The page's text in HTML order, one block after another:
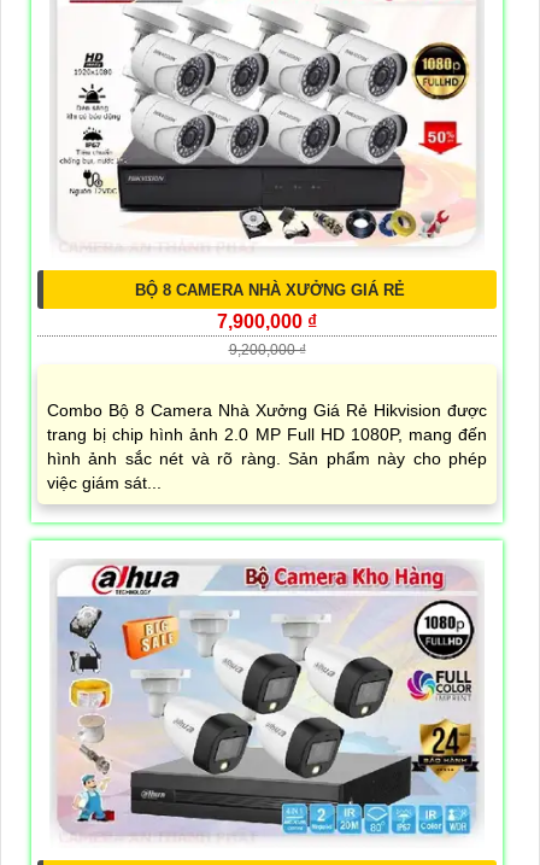
BỘ 8 CAMERA NHÀ XƯỞNG GIÁ RẺ
7,900,000 ₫
9,200,000 ₫
Combo Bộ 8 Camera Nhà Xưởng Giá Rẻ Hikvision được
trang bị chip hình ảnh 2.0 MP Full HD 1080P, mang đến
hình ảnh sắc nét và rõ ràng. Sản phẩm này cho phép
việc giám sát...